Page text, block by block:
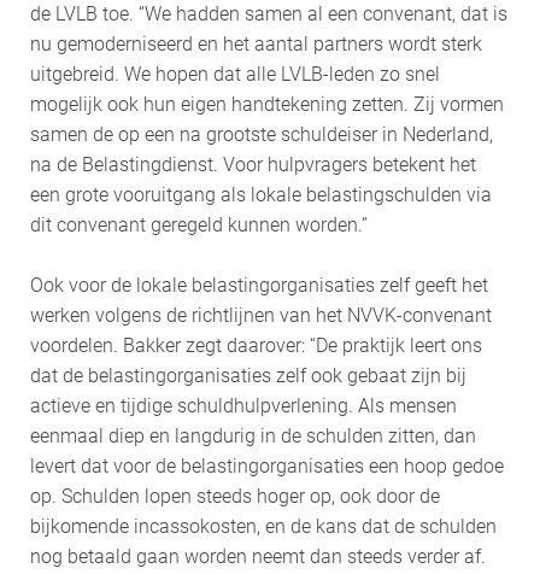
de LVLB toe. “We hadden samen al een convenant, dat is
nu gemoderniseerd en het aantal partners wordt sterk
uitgebreid. We hopen dat alle LVLB-leden zo snel
mogelijk ook hun eigen handtekening zetten. Zij vormen
samen de op een na grootste schuldeiser in Nederland,
na de Belastingdienst. Voor hulpvragers betekent het
een grote vooruitgang als lokale belastingschulden via
dit convenant geregeld kunnen worden.”
Ook voor de lokale belastingorganisaties zelf geeft het
werken volgens de richtlijnen van het NVVK-convenant
voordelen. Bakker zegt daarover: “De praktijk leert ons
dat de belastingorganisaties zelf ook gebaat zijn bij
actieve en tijdige schuldhulpverlening. Als mensen
eenmaal diep en langdurig in de schulden zitten, dan
levert dat voor de belastingorganisaties een hoop gedoe
op. Schulden lopen steeds hoger op, ook door de
bijkomende incassokosten, en de kans dat de schulden
nog betaald gaan worden neemt dan steeds verder af.